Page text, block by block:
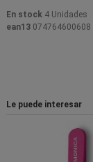
En stock 4 Unidades
ean13 074764600608
Le puede interesar